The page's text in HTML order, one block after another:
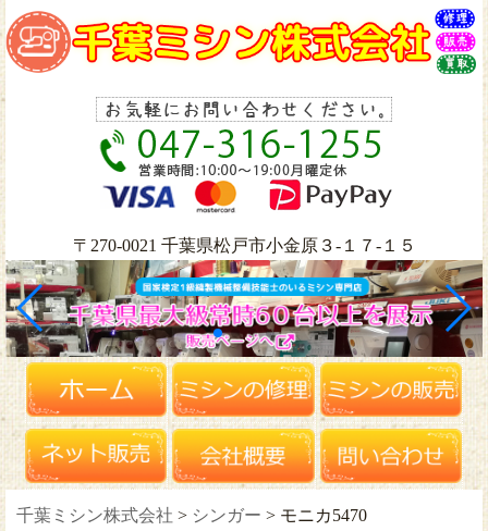
〒270-0021 千葉県松戸市小金原３-１７-１５
千葉ミシン株式会社 > シンガー > モニカ5470